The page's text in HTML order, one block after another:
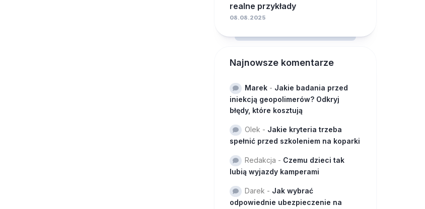
realne przykłady
08.08.2025
Najnowsze komentarze
Marek - Jakie badania przed
iniekcją geopolimerów? Odkryj
błędy, które kosztują
Olek - Jakie kryteria trzeba
spełnić przed szkoleniem na koparki
Redakcja - Czemu dzieci tak
lubią wyjazdy kamperami
Darek - Jak wybrać
odpowiednie ubezpieczenie na